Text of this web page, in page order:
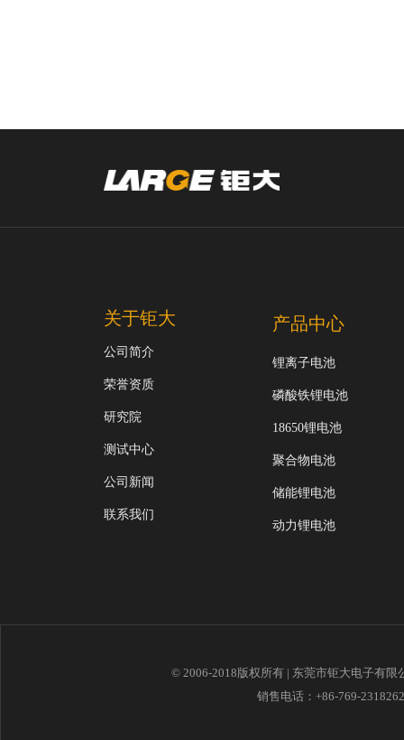
关于钜大
公司简介
荣誉资质
研究院
测试中心
公司新闻
联系我们
产品中心
锂离子电池
磷酸铁锂电池
18650锂电池
聚合物电池
储能锂电池
动力锂电池
© 2006-2018版权所有 | 东莞市钜大电子有
销售电话：+86-769-